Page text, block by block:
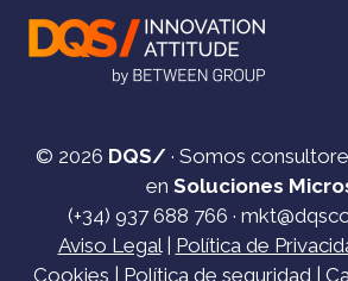
© 2026 DQS/· Somos
en Soluciones
(+34) 937 688 766 ·
Aviso Legal| Política de
Cookies
Política de seguridad